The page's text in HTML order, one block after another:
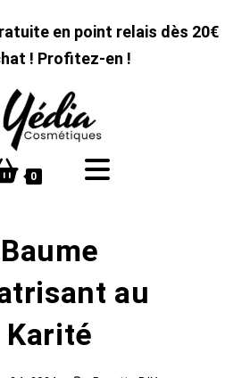
en point relais dès 20€
! Profitez-en !
0
Baume
au
Karité